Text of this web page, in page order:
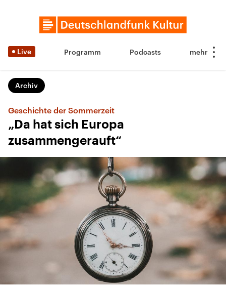
Live Programm Podcasts
Archiv
Geschichte der Sommerzeit
„Da hat sich Europa
zusammengerauft“